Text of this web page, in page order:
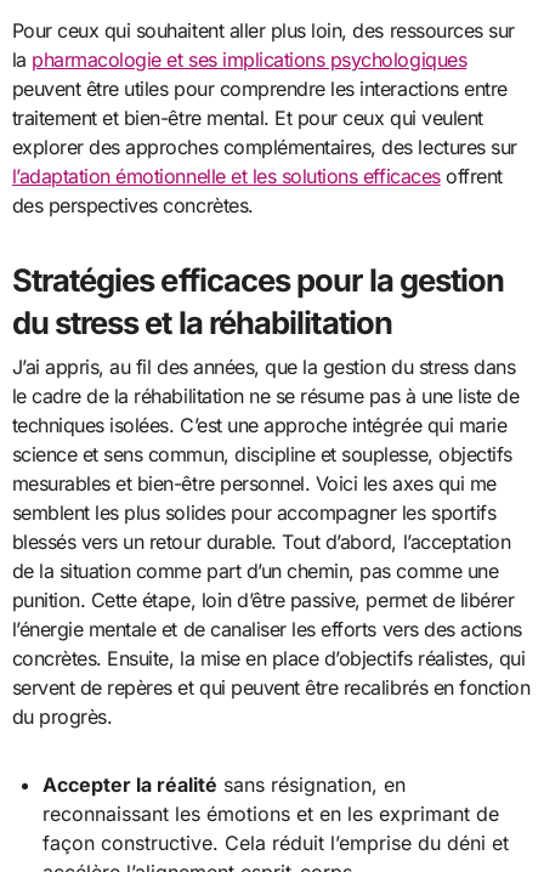
Pour ceux qui souhaitent aller plus loin, des ressources sur
la pharmacologie et ses implications psychologiques
peuvent être utiles pour comprendre les interactions entre
traitement et bien-être mental. Et pour ceux qui veulent
explorer des approches complémentaires, des lectures sur
l’adaptation émotionnelle et les solutions efficacesoffrent
des perspectives concrètes.
Stratégies efficaces pour la gestion
du stress et la réhabilitation
J’ai appris, au fil des années, que la gestion du stress dans
le cadre de la réhabilitation ne se résume pas à une liste de
techniques isolées. C’est une approche intégrée qui marie
science et sens commun, discipline et souplesse, objectifs
mesurables et bien-être personnel. Voici les axes qui me
semblent les plus solides pour accompagner les sportifs
blessés vers un retour durable. Tout d’abord, l’acceptation
de la situation comme part d’un chemin, pas comme une
punition. Cette étape, loin d’être passive, permet de libérer
l’énergie mentale et de canaliser les efforts vers des actions
concrètes. Ensuite, la mise en place d’objectifs réalistes, qui
servent de repères et qui peuvent être recalibrés en fonction
du progrès.
Accepter la réalité sans résignation, en
reconnaissant les émotions et en les exprimant de
façon constructive. Cela réduit l’emprise du déni et